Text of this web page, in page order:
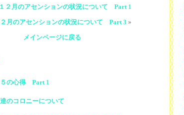
２月のアセンションの状況について Part 1
月のアセンションの状況について Part 3 »
メインページに戻る
５の心得 Part 1
のコロニーについて